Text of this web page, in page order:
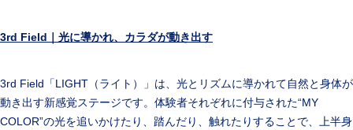
3rd Field ｜光に導かれ、カラダが動き出す
3rd Field「LIGHT（ライト）」は、光とリズムに導かれて自然と身体が
動き出す新感覚ステージです。体験者それぞれに付与された“MY
COLOR”の光を追いかけたり、踏んだり、触れたりすることで、上半身